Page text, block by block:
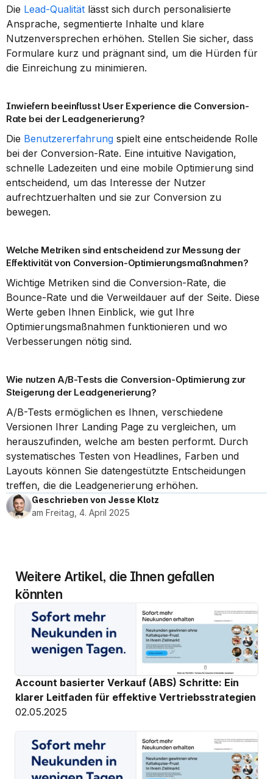
Die Lead-Qualität lässt sich durch personalisierte
Ansprache, segmentierte Inhalte und klare
Nutzenversprechen erhöhen. Stellen Sie sicher, dass
Formulare kurz und prägnant sind, um die Hürden für
die Einreichung zu minimieren.
Inwiefern beeinflusst User Experience die Conversion-
Rate bei der Leadgenerierung?
Die Benutzererfahrung spielt eine entscheidende Rolle
bei der Conversion-Rate. Eine intuitive Navigation,
schnelle Ladezeiten und eine mobile Optimierung sind
entscheidend, um das Interesse der Nutzer
aufrechtzuerhalten und sie zur Conversion zu
bewegen.
Welche Metriken sind entscheidend zur Messung der
Effektivität von Conversion-Optimierungsmaßnahmen?
Wichtige Metriken sind die Conversion-Rate, die
Bounce-Rate und die Verweildauer auf der Seite. Diese
Werte geben Ihnen Einblick, wie gut Ihre
Optimierungsmaßnahmen funktionieren und wo
Verbesserungen nötig sind.
Wie nutzen A/B-Tests die Conversion-Optimierung zur
Steigerung der Leadgenerierung?
A/B-Tests ermöglichen es Ihnen, verschiedene
Versionen Ihrer Landing Page zu vergleichen, um
herauszufinden, welche am besten performt. Durch
systematisches Testen von Headlines, Farben und
Layouts können Sie datengestützte Entscheidungen
treffen, die die Leadgenerierung erhöhen.
Geschrieben von Jesse Klotz
am Freitag, 4. April 2025
Weitere Artikel, die Ihnen gefallen
könnten
Account basierter Verkauf (ABS) Schritte: Ein
klarer Leitfaden für effektive Vertriebsstrategien
02.05.2025